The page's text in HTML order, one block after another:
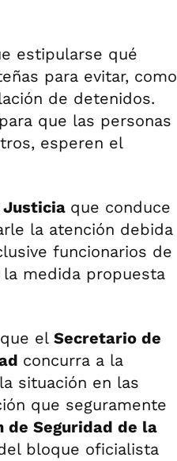
estipularse qué
para evitar, como
de detenidos.
que las personas
esperen el
Justicia que conduce
la atención debida
funcionarios de
medida propuesta
el Secretario de
concurra a la
situación en las
que seguramente
de Seguridad de la
bloque oficialista